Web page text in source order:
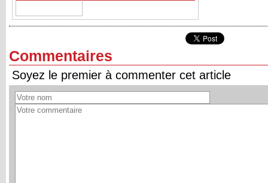
Commentaires
Soyez le premier à commenter cet article